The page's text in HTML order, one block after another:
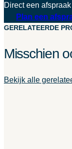
Direct een
Plan een
GERELATEERDE
Misschien
Bekijk alle